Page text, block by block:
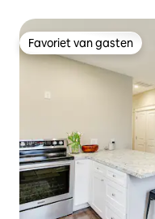
Favoriet van gasten
Favoriet van gasten